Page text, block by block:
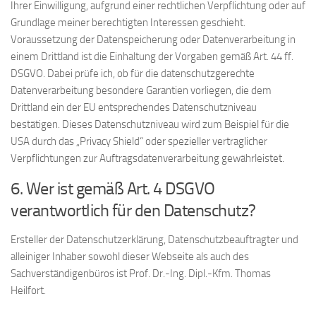
Ihrer Einwilligung, aufgrund einer rechtlichen Verpflichtung oder auf
Grundlage meiner berechtigten Interessen geschieht.
Voraussetzung der Datenspeicherung oder Datenverarbeitung in
einem Drittland ist die Einhaltung der Vorgaben gemäß Art. 44 ff.
DSGVO. Dabei prüfe ich, ob für die datenschutzgerechte
Datenverarbeitung besondere Garantien vorliegen, die dem
Drittland ein der EU entsprechendes Datenschutzniveau
bestätigen. Dieses Datenschutzniveau wird zum Beispiel für die
USA durch das „Privacy Shield“ oder spezieller vertraglicher
Verpflichtungen zur Auftragsdatenverarbeitung gewährleistet.
6. Wer ist gemäß Art. 4 DSGVO
verantwortlich für den Datenschutz?
Ersteller der Datenschutzerklärung, Datenschutzbeauftragter und
alleiniger Inhaber sowohl dieser Webseite als auch des
Sachverständigenbüros ist Prof. Dr.-Ing. Dipl.-Kfm. Thomas
Heilfort.